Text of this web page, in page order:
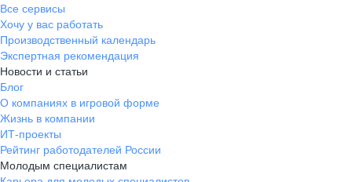
Все сервисы
Хочу у вас работать
Производственный календарь
Экспертная рекомендация
Новости и статьи
Блог
О компаниях в игровой форме
Жизнь в компании
ИТ-проекты
Рейтинг работодателей России
Молодым специалистам